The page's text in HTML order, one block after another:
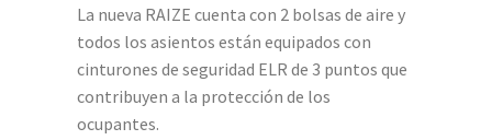
La nueva RAIZE cuenta con 2 bolsas de aire y
todos los asientos están equipados con
cinturones de seguridad ELR de 3 puntos que
contribuyen a la protección de los
ocupantes.